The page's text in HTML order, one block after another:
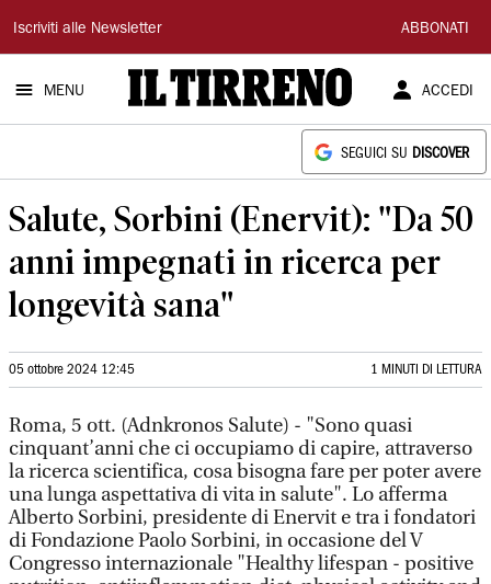
Il
Tirreno
Iscriviti alle Newsletter ABBONATI
MENU ACCEDI
SEGUICI SU DISCOVER
Salute, Sorbini (Enervit): "Da 50
anni impegnati in ricerca per
longevità sana"
05 ottobre 2024 12:45 1 MINUTI DI LETTURA
Roma, 5 ott. (Adnkronos Salute) - "Sono quasi
cinquant’anni che ci occupiamo di capire, attraverso
la ricerca scientifica, cosa bisogna fare per poter avere
una lunga aspettativa di vita in salute". Lo afferma
Alberto Sorbini, presidente di Enervit e tra i fondatori
di Fondazione Paolo Sorbini, in occasione del V
Congresso internazionale "Healthy lifespan - positive